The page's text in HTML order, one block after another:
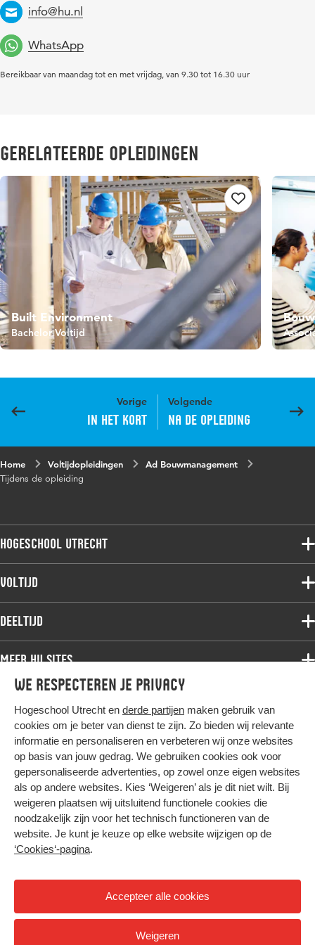
We respecteren je privacy
Hogeschool Utrecht en derde partijen maken gebruik van
cookies om je beter van dienst te zijn. Zo bieden wij relevante
informatie en personaliseren en verbeteren wij onze websites
op basis van jouw gedrag. We gebruiken cookies ook voor
gepersonaliseerde advertenties, op zowel onze eigen websites
als op andere websites. Kies ‘Weigeren’ als je dit niet wilt. Bij
weigeren plaatsen wij uitsluitend functionele cookies die
noodzakelijk zijn voor het technisch functioneren van de
website. Je kunt je keuze op elke website wijzigen op de
‘Cookies‘-pagina.
Accepteer alle cookies
Weigeren
Email
info@hu.nl
WhatsApp
Bereikbaar van maandag tot en met vrijdag, van 9.30 tot 16.30 uur
Gerelateerde opleidingen
Built Environment
Bachelor Voltijd
Vorige
In het kort
Volgende
Na de opleiding
Home Voltijdopleidingen
Ad Bouwmanagement
Tijdens de opleiding
Hogeschool Utrecht
Voltijdopleidingen
Deeltijdopleidingen
Onderzoek
Werken bij de HU
Contact
Voltijd
Associate degree
Bachelor
Master
Studiekeuze voltijd
Deeltijd
Associate degree
Bachelor
Master
Post-master
Studiekeuze deeltijd
Meer HU sites
HU International
HU Bibliotheek
HU Ontwikkelt
Duurzame HU
Intranet
Trajectum
Hier komt alles samen
Colofon
Privacy
Cookies
Nieuwsbrief
Hoog contrast